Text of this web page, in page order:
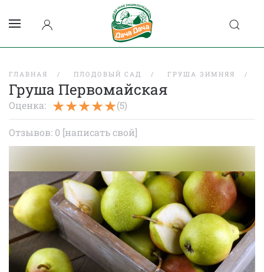
ГЛАВНАЯ ПЛОДОВЫЙ САД ГРУША ЗИМНЯЯ
Груша Первомайская
Оценка: (5)
Отзывов: 0 [написать свой]